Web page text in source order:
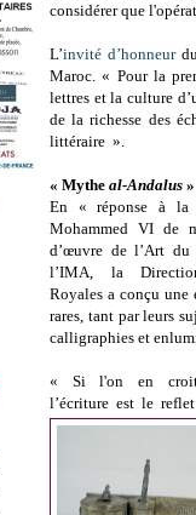
considérer que
L’invité d’honneur
Maroc. « Pour la
lettres et la culture
de la richesse des
littéraire ».
« Mythe al-Andalus »
En « réponse à la
Mohammed VI de
d’œuvre de l’Art
l’IMA, la
Royales a conçu une
rares, tant par leurs
calligraphies et
« Si l'on en croit
l’écriture est le